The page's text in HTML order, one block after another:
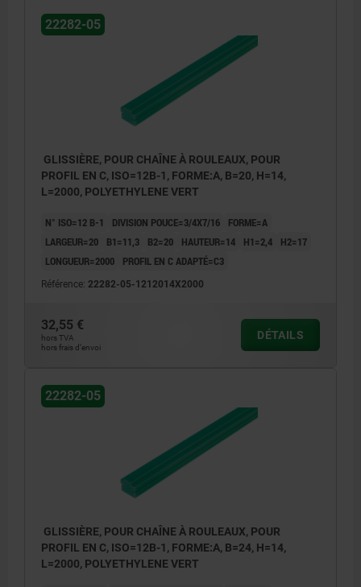
22282-05
GLISSIÈRE, POUR CHAÎNE À ROULEAUX, POUR
PROFIL EN C, ISO=12B-1, FORME:A, B=20, H=14,
L=2000, POLYETHYLENE VERT
N° ISO=12 B-1 DIVISION POUCE=3/4X7/16
FORME=A
LARGEUR=20
B1=11,3 B2=20 HAUTEUR=14 H1=2,4
H2=17
LONGUEUR=2000
PROFIL EN C ADAPTÉ=C3
Référence: 22282-05-1212014X2000
32,55 €
hors TVA
hors frais d’envoi
DÉTAILS
22282-05
GLISSIÈRE, POUR CHAÎNE À ROULEAUX, POUR
PROFIL EN C, ISO=12B-1, FORME:A, B=24, H=14,
L=2000, POLYETHYLENE VERT